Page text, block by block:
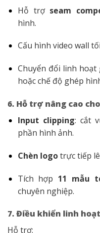
Hỗ trợ seam
hình.
Cấu hình video wall
Chuyển đổi linh hoạt
hoặc chế độ ghép
6. Hỗ trợ nâng cao
Input clipping: cắt
phần hình ảnh.
Chèn logotrực tiếp
Tích hợp 11 mẫu
chuyên nghiệp.
7. Điều khiển linh
Hỗ trợ: